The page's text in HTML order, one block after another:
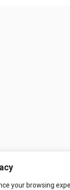
your browsing